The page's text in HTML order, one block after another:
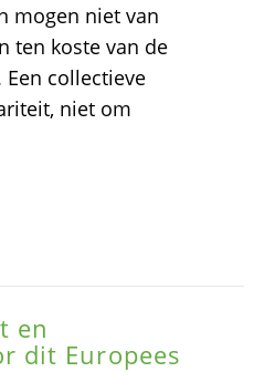
mogen niet van
ten koste van de
collectieve
niet om
en
dit Europees